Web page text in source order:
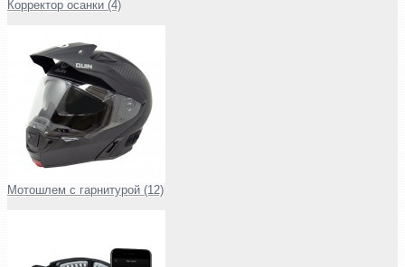
Корректор осанки (4)
Мотошлем с гарнитурой (12)